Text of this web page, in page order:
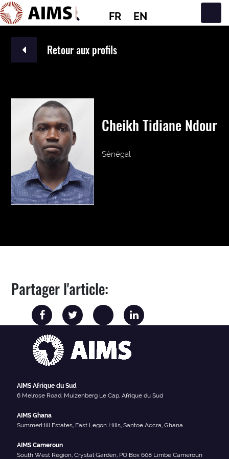
FR EN
Navigation principale
Retour aux profils
Cheikh Tidiane Ndour
Sénégal
Partager l'article:
AIMS Afrique du Sud
6 Melrose Road, Muizenberg Le Cap, Afrique du Sud
AIMS Ghana
SummerHill Estates, East Legon Hills, Santoe Accra, Ghana
AIMS Cameroun
South West Region, Crystal Garden, PO Box 608 Limbe Cameroun